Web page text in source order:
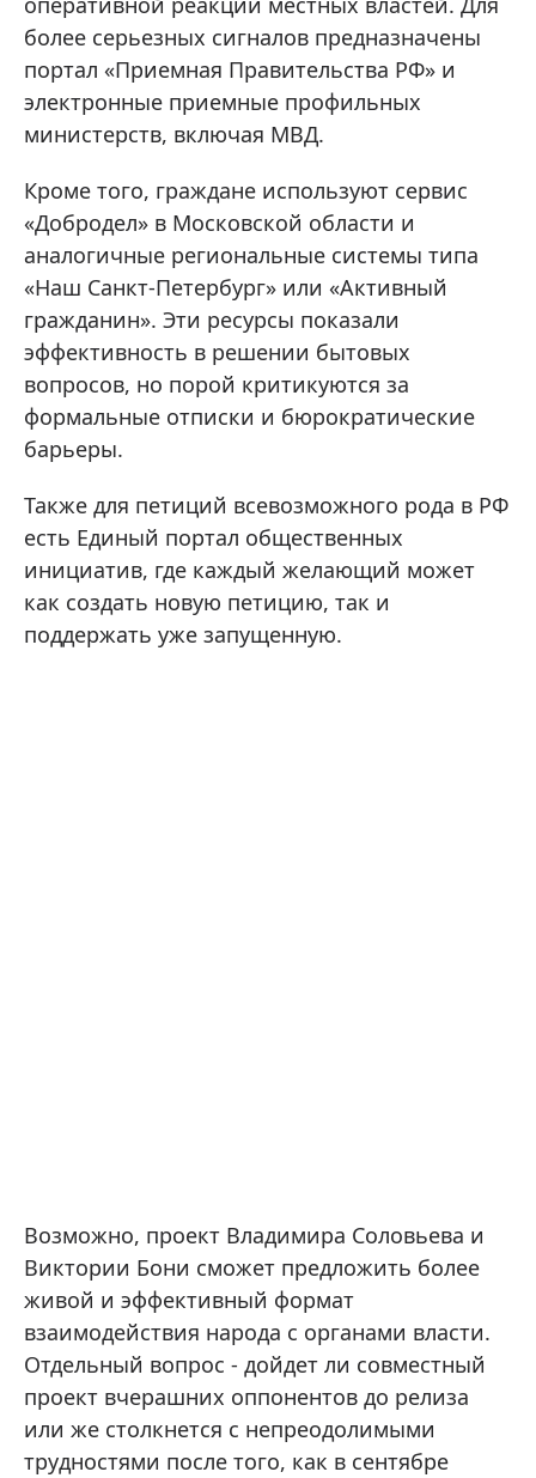
более серьезных сигналов предназначены
портал «Приемная Правительства РФ» и
электронные приемные профильных
министерств, включая МВД.
Кроме того, граждане используют сервис
«Добродел» в Московской области и
аналогичные региональные системы типа
«Наш Санкт-Петербург» или «Активный
гражданин». Эти ресурсы показали
эффективность в решении бытовых
вопросов, но порой критикуются за
формальные отписки и бюрократические
барьеры.
Также для петиций всевозможного рода в РФ
есть Единый портал общественных
инициатив, где каждый желающий может
как создать новую петицию, так и
поддержать уже запущенную.
Возможно, проект Владимира Соловьева и
Виктории Бони сможет предложить более
живой и эффективный формат
взаимодействия народа с органами власти.
Отдельный вопрос - дойдет ли совместный
проект вчерашних оппонентов до релиза
или же столкнется с непреодолимыми
трудностями после того, как в сентябре